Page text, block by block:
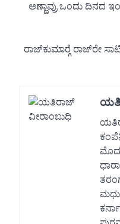
ಅಣ್ಣಾವ್ರು ಒಂದು ದಿನದ
ರಾಜ್‍ಕುಮಾರ್‍ಗೆ ರಾಜ್‍ರೇ